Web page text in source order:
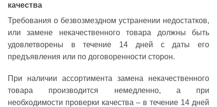
качества
Требования о безвозмездном устранении недостатков,
или замене некачественного товара должны быть
удовлетворены в течение 14 дней с даты его
предъявления или по договоренности сторон.
При наличии ассортимента замена некачественного
товара производится немедленно, а при
необходимости проверки качества – в течение 14 дней